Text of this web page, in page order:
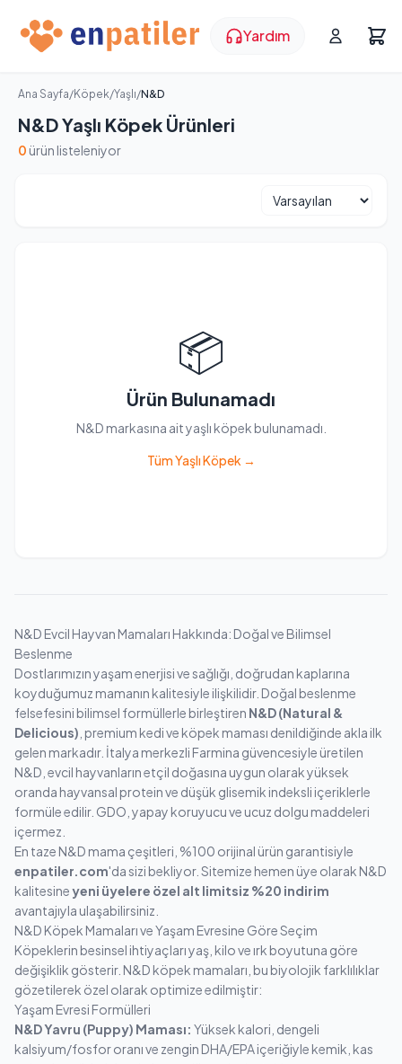
Yardım
Ana Sayfa/Köpek/Yaşlı/N&D
N&D Yaşlı Köpek Ürünleri
0 ürün listeleniyor
📦
Ürün Bulunamadı
N&D markasına ait yaşlı köpek bulunamadı.
Tüm Yaşlı Köpek →
N&D Evcil Hayvan Mamaları Hakkında: Doğal ve Bilimsel
Beslenme
Dostlarımızın yaşam enerjisi ve sağlığı, doğrudan kaplarına
koyduğumuz mamanın kalitesiyle ilişkilidir. Doğal beslenme
felsefesini bilimsel formüllerle birleştiren N&D (Natural &
Delicious) , premium kedi ve köpek maması denildiğinde akla ilk
gelen markadır. İtalya merkezli Farmina güvencesiyle üretilen
N&D, evcil hayvanların etçil doğasına uygun olarak yüksek
oranda hayvansal protein ve düşük glisemik indeksli içeriklerle
formüle edilir. GDO, yapay koruyucu ve ucuz dolgu maddeleri
içermez.
En taze N&D mama çeşitleri, %100 orijinal ürün garantisiyle
enpatiler.com'da sizi bekliyor. Sitemize hemen üye olarak N&D
kalitesineyeni üyelere özel alt limitsiz %20 indirim
avantajıyla ulaşabilirsiniz.
N&D Köpek Mamaları ve Yaşam Evresine Göre Seçim
Köpeklerin besinsel ihtiyaçları yaş, kilo ve ırk boyutuna göre
değişiklik gösterir. N&D köpek mamaları, bu biyolojik farklılıklar
gözetilerek özel olarak optimize edilmiştir:
Yaşam Evresi Formülleri
N&D Yavru (Puppy) Maması: Yüksek kalori, dengeli
kalsiyum/fosfor oranı ve zengin DHA/EPA içeriğiyle kemik, kas